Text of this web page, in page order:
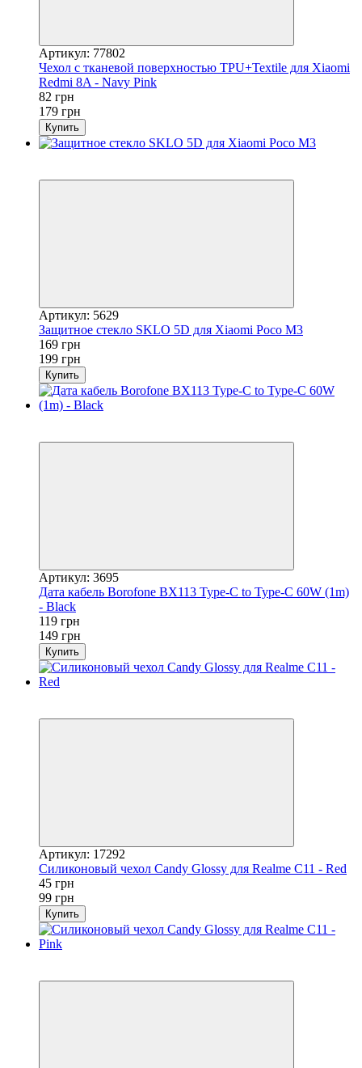
Артикул: 77802
Чехол с тканевой поверхностью TPU+Textile для Xiaomi
Redmi 8A - Navy Pink
82 грн
179 грн
Купить
Артикул: 5629
Защитное стекло SKLO 5D для Xiaomi Poco M3
169 грн
199 грн
Купить
Артикул: 3695
Дата кабель Borofone BX113 Type-C to Type-C 60W (1m)
- Black
119 грн
149 грн
Купить
Артикул: 17292
Силиконовый чехол Candy Glossy для Realme C11 - Red
45 грн
99 грн
Купить